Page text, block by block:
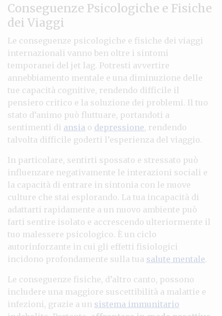
Conseguenze Psicologiche e Fisiche
dei Viaggi
Le conseguenze psicologiche e fisiche dei viaggi
internazionali vanno ben oltre i sintomi
temporanei del jet lag. Potresti avvertire
annebbiamento mentale e una diminuzione delle
tue capacità cognitive, rendendo difficile il
pensiero critico e la soluzione dei problemi. Il tuo
stato d’animo può fluttuare, portandoti a
sentimenti di ansia o depressione, rendendo
talvolta difficile goderti l’esperienza del viaggio.
In particolare, sentirti spossato e stressato può
influenzare negativamente le interazioni sociali e
la capacità di entrare in sintonia con le nuove
culture che stai esplorando. La tua incapacità di
adattarti rapidamente a un nuovo ambiente può
farti sentire isolato e accrescendo ulteriormente il
tuo malessere psicologico. È un ciclo
autorinforzante in cui gli effetti fisiologici
incidono profondamente sulla tua salute mentale.
Le conseguenze fisiche, d’altro canto, possono
includere una maggiore suscettibilità a malattie e
infezioni, grazie a un sistema immunitario